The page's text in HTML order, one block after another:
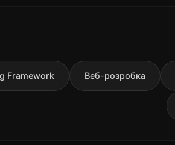
Framework Веб-розробка